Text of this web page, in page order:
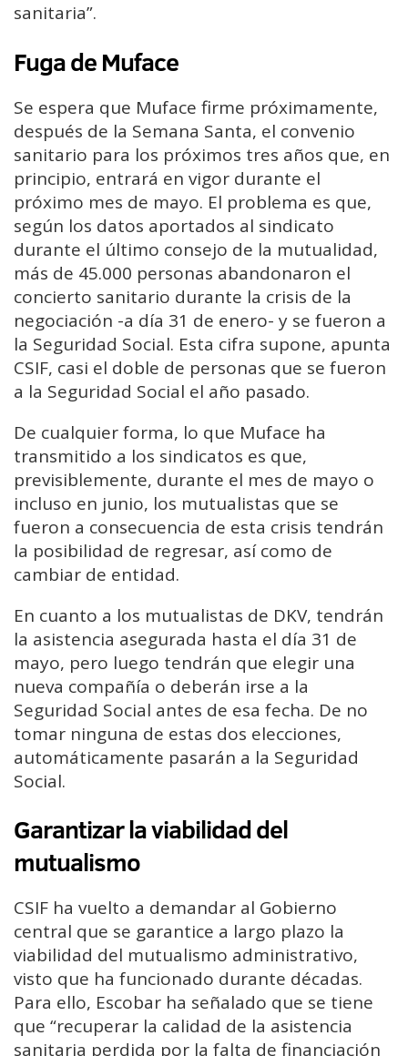
sanitaria”.
Fuga de Muface
Se espera que Muface firme próximamente,
después de la Semana Santa, el convenio
sanitario para los próximos tres años que, en
principio, entrará en vigor durante el
próximo mes de mayo. El problema es que,
según los datos aportados al sindicato
durante el último consejo de la mutualidad,
más de 45.000 personas abandonaron el
concierto sanitario durante la crisis de la
negociación -a día 31 de enero- y se fueron a
la Seguridad Social. Esta cifra supone, apunta
CSIF, casi el doble de personas que se fueron
a la Seguridad Social el año pasado.
De cualquier forma, lo que Muface ha
transmitido a los sindicatos es que,
previsiblemente, durante el mes de mayo o
incluso en junio, los mutualistas que se
fueron a consecuencia de esta crisis tendrán
la posibilidad de regresar, así como de
cambiar de entidad.
En cuanto a los mutualistas de DKV, tendrán
la asistencia asegurada hasta el día 31 de
mayo, pero luego tendrán que elegir una
nueva compañía o deberán irse a la
Seguridad Social antes de esa fecha. De no
tomar ninguna de estas dos elecciones,
automáticamente pasarán a la Seguridad
Social.
Garantizar la viabilidad del
mutualismo
CSIF ha vuelto a demandar al Gobierno
central que se garantice a largo plazo la
viabilidad del mutualismo administrativo,
visto que ha funcionado durante décadas.
Para ello, Escobar ha señalado que se tiene
que “recuperar la calidad de la asistencia
sanitaria perdida por la falta de financiación